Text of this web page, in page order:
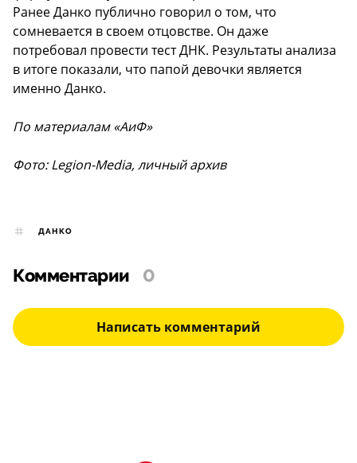
Ранее Данко публично говорил о том, что
сомневается в своем отцовстве. Он даже
потребовал провести тест ДНК. Результаты анализа
в итоге показали, что папой девочки является
именно Данко.
По материалам «АиФ»
Фото: Legion-Media, личный архив
ДАНКО
Комментарии 0
Написать комментарий